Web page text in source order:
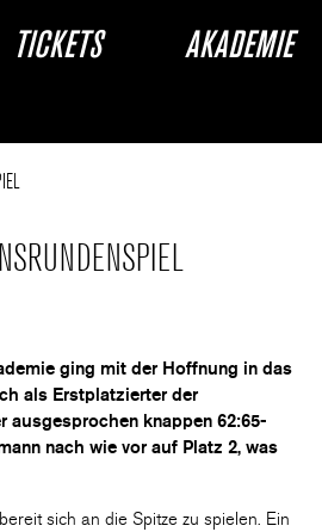
TICKETS AKADEMIE
ging mit der Hoffnung in das
als Erstplatzierter der
ausgesprochen knappen 62:65-
nach wie vor auf Platz 2, was
sich an die Spitze zu spielen. Ein